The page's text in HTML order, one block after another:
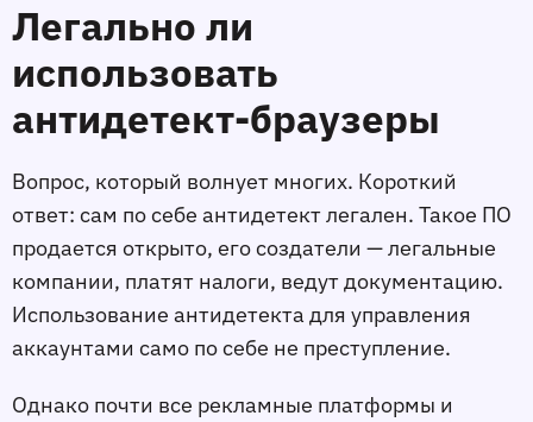
Легально ли
использовать
антидетект-браузеры
Вопрос, который волнует многих. Короткий
ответ: сам по себе антидетект легален. Такое ПО
продается открыто, его создатели — легальные
компании, платят налоги, ведут документацию.
Использование антидетекта для управления
аккаунтами само по себе не преступление.
Однако почти все рекламные платформы и